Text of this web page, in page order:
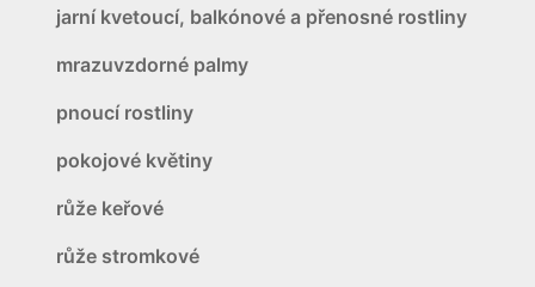
jarní kvetoucí, balkónové a přenosné rostliny
mrazuvzdorné palmy
pnoucí rostliny
pokojové květiny
růže keřové
růže stromkové